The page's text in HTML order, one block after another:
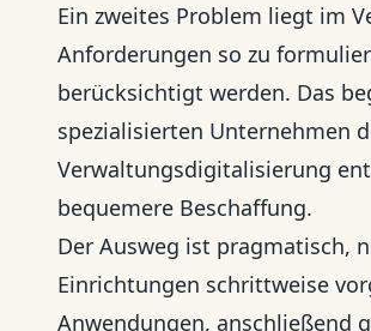
Ein zweites Problem liegt im
Anforderungen so zu
berücksichtigt werden. Das
spezialisierten Unternehmen
Verwaltungsdigitalisierung
bequemere Beschaffung.
Der Ausweg ist pragmatisch,
Einrichtungen schrittweise
Anwendungen, anschließend